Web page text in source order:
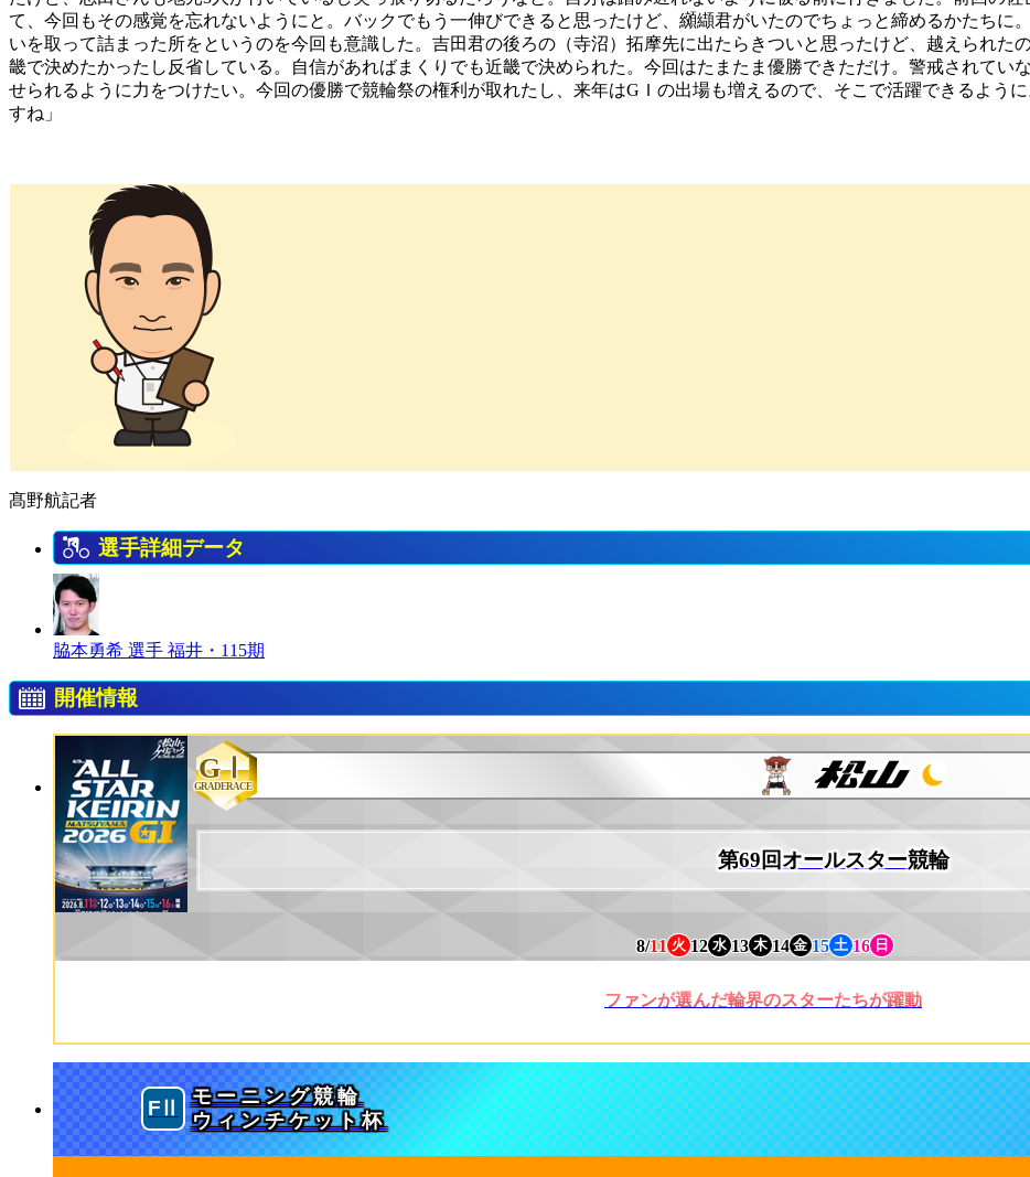
て、今回もその感覚を忘れないようにと。バックでもう一伸びできると思ったけど、纐纈君がいたのでちょっと締めるかたちに
いを取って詰まった所をというのを今回も意識した。吉田君の後ろの（寺沼）拓摩先に出たらきついと思ったけど、越えられた
畿で決めたかったし反省している。自信があればまくりでも近畿で決められた。今回はたまたま優勝できただけ。警戒されてい
せられるように力をつけたい。今回の優勝で競輪祭の権利が取れたし、来年はGＩの出場も増えるので、そこで活躍できるよう
すね」
髙野航記者
選手詳細データ
脇本勇希 選手 福井・115期
開催情報
GⅠ
GRADERACE
第69回オールスター競輪
8/11 火 12 水 13 木 14 金 15 土 16 日
ファンが選んだ輪界のスターたちが躍動
モーニング競輪
ウィンチケット杯